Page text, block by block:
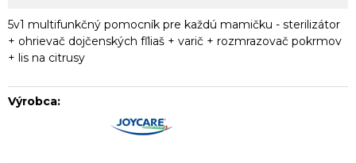
5v1 multifunkčný pomocník pre každú mamičku - sterilizátor
+ ohrievač dojčenských fľliaš + varič + rozmrazovač pokrmov
+ lis na citrusy
Výrobca: